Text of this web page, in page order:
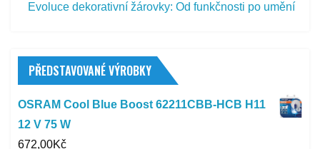
Evoluce dekorativní žárovky: Od funkčnosti po umění
PŘEDSTAVOVANÉ VÝROBKY
OSRAM Cool Blue Boost 62211CBB-HCB H11
12 V 75 W
672,00Kč